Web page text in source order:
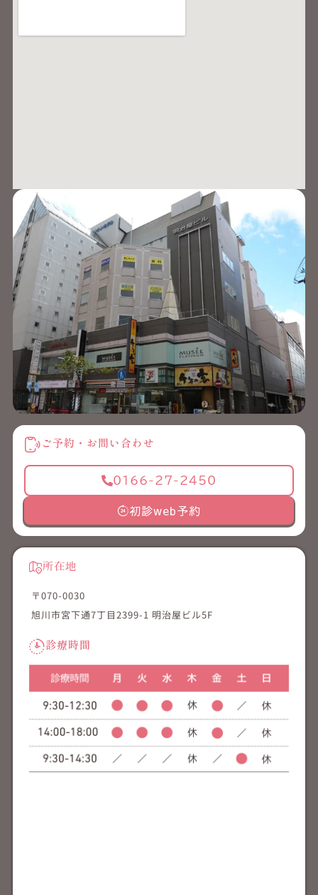
ご予約・お問い合わせ
0166-27-2450
初診web予約
所在地
〒070-0030
旭川市宮下通7丁目2399-1 明治屋ビル5F
診療時間